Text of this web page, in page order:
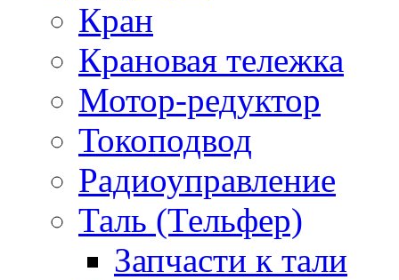
Кран
Крановая тележка
Мотор-редуктор
Токоподвод
Радиоуправление
Таль (Тельфер)
Запчасти к тали